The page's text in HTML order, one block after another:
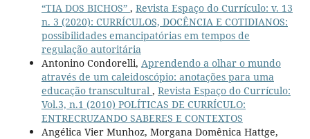
“TIA DOS BICHOS” , Revista Espaço do Currículo: v. 13
n. 3 (2020): CURRÍCULOS, DOCÊNCIA E COTIDIANOS:
possibilidades emancipatórias em tempos de
regulação autoritária
Antonino Condorelli, Aprendendo a olhar o mundo
através de um caleidoscópio: anotações para uma
educação transcultural , Revista Espaço do Currículo:
Vol.3, n.1 (2010) POLÍTICAS DE CURRÍCULO:
ENTRECRUZANDO SABERES E CONTEXTOS
Angélica Vier Munhoz, Morgana Domênica Hattge,